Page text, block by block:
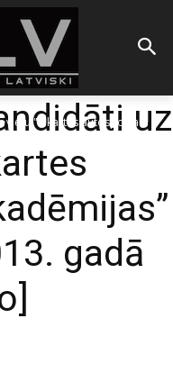
vietu "Okartes autosportauz
gadā